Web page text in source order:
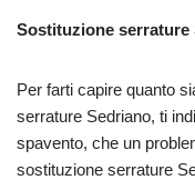
Sostituzione serrature
Per farti capire quanto
serrature Sedriano, ti
spavento, che un
sostituzione serrature